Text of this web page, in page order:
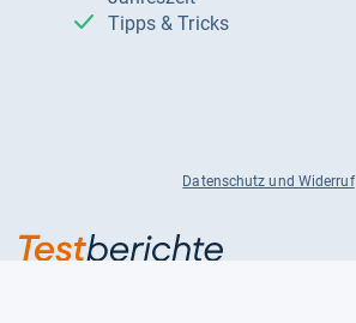
Tipps & Tricks
Datenschutz und Widerruf